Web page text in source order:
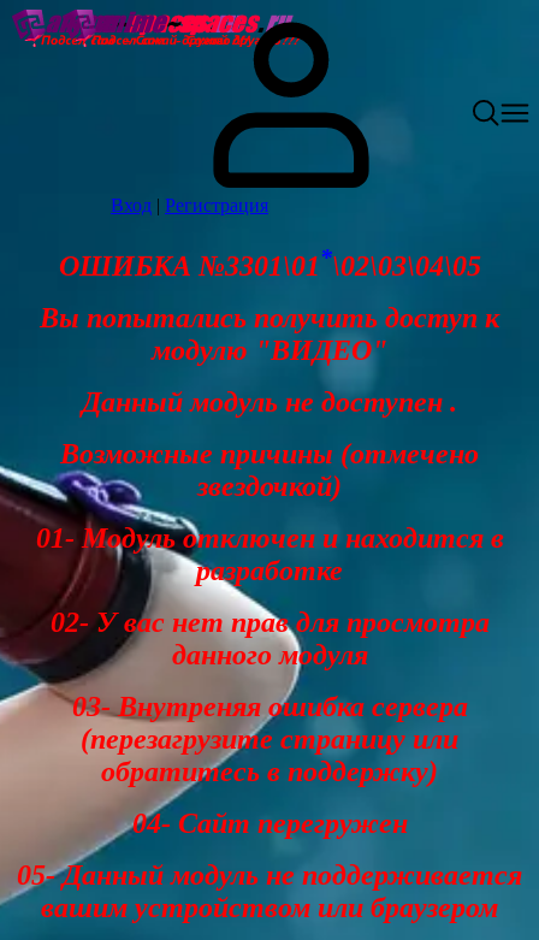
Вход | Регистрация
ОШИБКА №3301\01*\02\03\04\05
Вы попытались получить доступ к
модулю "ВИДЕО"
Данный модуль не доступен .
Возможные причины (отмечено
звездочкой)
01- Модуль отключен и находится в
разработке
02- У вас нет прав для просмотра
данного модуля
03- Внутреняя ошибка сервера
(перезагрузите страницу или
обратитесь в поддержку)
04- Сайт перегружен
05- Данный модуль не поддерживается
вашим устройством или браузером